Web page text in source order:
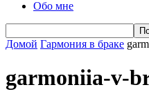
Обо мне
Домой Гармония в браке
garmoniia-v-